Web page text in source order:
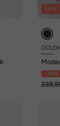
SALE
inzet
- 56%